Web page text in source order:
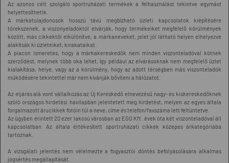
Az azonos célt szolgáló sportruházati termékek a felhasználást tekintve egymást
helyettesíthetik.
A márkatulajdonosok hosszú távú megbízható üzleti kapcsolatok kiépítésére
törekszenek, a viszonyeladóktól elvárják, hogy termékeiket megfelelő körülmények
között, más cikkektől elkülönítve, a márkaneveket, jelet jól látható helyen elhelyezve
alakítsák ki üzleteiket, kirakataikat.
A piacon ismeretes, hogy a márkakereskedők nem minden viszonteladóval kötnek
szerződést, melynek több oka lehet, így például az elvárásoknak nem megfelelő üzlet
kialakítása, helye, vagy az a körülmény, hogy az adott térségben más viszonteladók
működésére tekintettel már nem kívánják bővíteni a hálózatot.
Az eljárás alá vont vállalkozás az Új Kereskedő elnevezésű nagy- és kiskereskedőknek
szóló országos hirdetési havilapban jelentetett meg hirdetést, melyen az egyes általa
forgalmazott árucikkek fotóin túl a neve, címe és telefon/faxszáma lett feltüntetve.
Az ügyben érintett 20 ezer lakosú városban az EGO Kft. évek óta két viszonteladóval áll
kapcsolatban. Az általa értékesített sportruházati cikkek közepes árkategóriába
tartoznak.
A vizsgálati jelentés nem vélelmezte a fogyasztói döntés befolyásolására alkalmas
jogsértés megállapítását.